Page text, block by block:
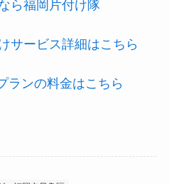
ら福岡片付け隊
サービス詳細はこちら
ランの料金はこちら